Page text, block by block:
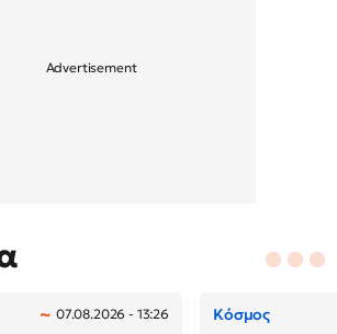
07.08.2026 - 13:26 Κόσμος